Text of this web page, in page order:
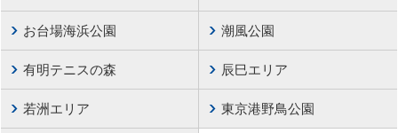
お台場海浜公園 潮風公園
有明テニスの森 辰巳エリア
若洲エリア 東京港野鳥公園